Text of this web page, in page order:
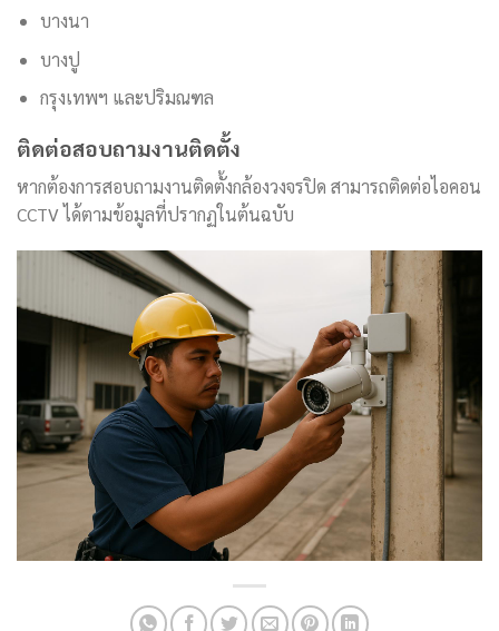
บางนา
บางปู
กรุงเทพฯ และปริมณฑล
ติดต่อสอบถามงานติดตั้ง
หากต้องการสอบถามงานติดตั้งกล้องวงจรปิด สามารถติดต่อไอคอน
CCTV ได้ตามข้อมูลที่ปรากฏในต้นฉบับ